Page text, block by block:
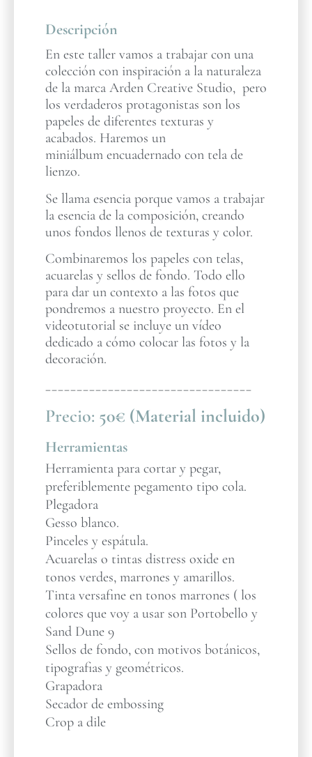
Descripción
En este taller vamos a trabajar con una
colección con inspiración a la naturaleza
de la marca Arden Creative Studio, pero
los verdaderos protagonistas son los
papeles de diferentes texturas y
acabados. Haremos un
miniálbum encuadernado con tela de
lienzo.
Se llama esencia porque vamos a trabajar
la esencia de la composición, creando
unos fondos llenos de texturas y color.
Combinaremos los papeles con telas,
acuarelas y sellos de fondo. Todo ello
para dar un contexto a las fotos que
pondremos a nuestro proyecto. En el
videotutorial se incluye un vídeo
dedicado a cómo colocar las fotos y la
decoración.
_________________________________
Precio: 50€ (Material incluido)
Herramientas
Herramienta para cortar y pegar,
preferiblemente pegamento tipo cola.
Plegadora
Gesso blanco.
Pinceles y espátula.
Acuarelas o tintas distress oxide en
tonos verdes, marrones y amarillos.
Tinta versafine en tonos marrones ( los
colores que voy a usar son Portobello y
Sand Dune 9
Sellos de fondo, con motivos botánicos,
tipografias y geométricos.
Grapadora
Secador de embossing
Crop a dile